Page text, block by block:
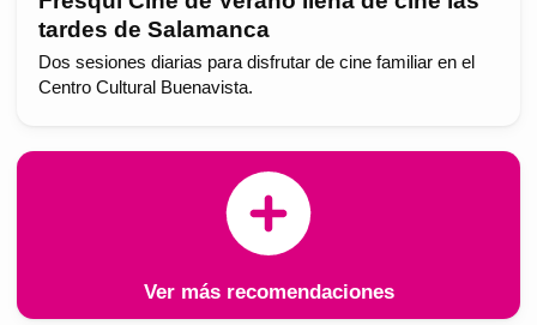
tardes de Salamanca
Dos sesiones diarias para disfrutar de cine familiar en el
Centro Cultural Buenavista.
Ver más recomendaciones